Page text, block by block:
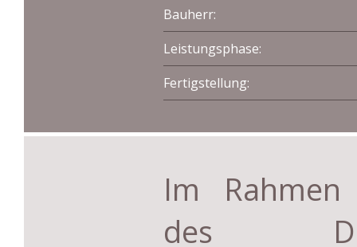
Bauherr:
Leistungsphase:
Fertigstellung:
Im
des